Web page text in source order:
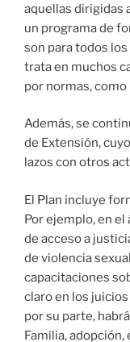
aquellas dirigidas
un programa de
son para todos
trata en muchos
por normas, como
Además, se
de Extensión,
lazos con otros
El Plan incluye
Por ejemplo, en
de acceso a
de violencia
capacitaciones
claro en los
por su parte,
Familia,